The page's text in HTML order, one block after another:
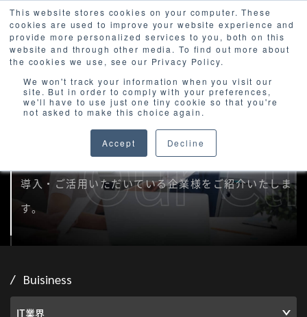
This website stores cookies on your computer. These
cookies are used to improve your website experience and
provide more personalized services to you, both on this
website and through other media. To find out more about
the cookies we use, see our Privacy Policy.
We won't track your information when you visit our
site. But in order to comply with your preferences,
we'll have to use just one tiny cookie so that you're
not asked to make this choice again.
Accept Decline
Our Clients
実際にAironWorksを
導入・ご活用いただいている企業様をご紹介いたしま
す。
Buisiness